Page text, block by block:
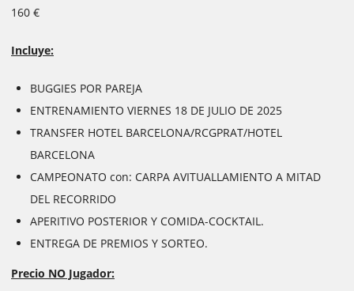
160 €
Incluye:
BUGGIES POR PAREJA
ENTRENAMIENTO VIERNES 18 DE JULIO DE 2025
TRANSFER HOTEL BARCELONA/RCGPRAT/HOTEL
BARCELONA
CAMPEONATO con: CARPA AVITUALLAMIENTO A MITAD
DEL RECORRIDO
APERITIVO POSTERIOR Y COMIDA-COCKTAIL.
ENTREGA DE PREMIOS Y SORTEO.
Precio NO Jugador: